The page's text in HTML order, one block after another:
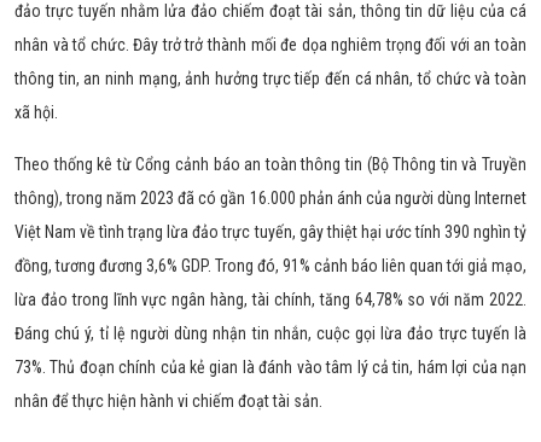
đảo trực tuyến nhằm lửa đảo chiếm đoạt tài sản, thông tin dữ liệu của cá
nhân và tổ chức. Đây trở trở thành mối đe dọa nghiêm trọng đối với an toàn
thông tin, an ninh mạng, ảnh hưởng trực tiếp đến cá nhân, tổ chức và toàn
xã hội.
Theo thống kê từ Cổng cảnh báo an toàn thông tin (Bộ Thông tin và Truyền
thông), trong năm 2023 đã có gần 16.000 phản ánh của người dùng Internet
Việt Nam về tình trạng lừa đảo trực tuyến, gây thiệt hại ước tính 390 nghìn tỷ
đồng, tương đương 3,6% GDP. Trong đó, 91% cảnh báo liên quan tới giả mạo,
lừa đảo trong lĩnh vực ngân hàng, tài chính, tăng 64,78% so với năm 2022.
Đáng chú ý, tỉ lệ người dùng nhận tin nhắn, cuộc gọi lừa đảo trực tuyến là
73%. Thủ đoạn chính của kẻ gian là đánh vào tâm lý cả tin, hám lợi của nạn
nhân để thực hiện hành vi chiếm đoạt tài sản.